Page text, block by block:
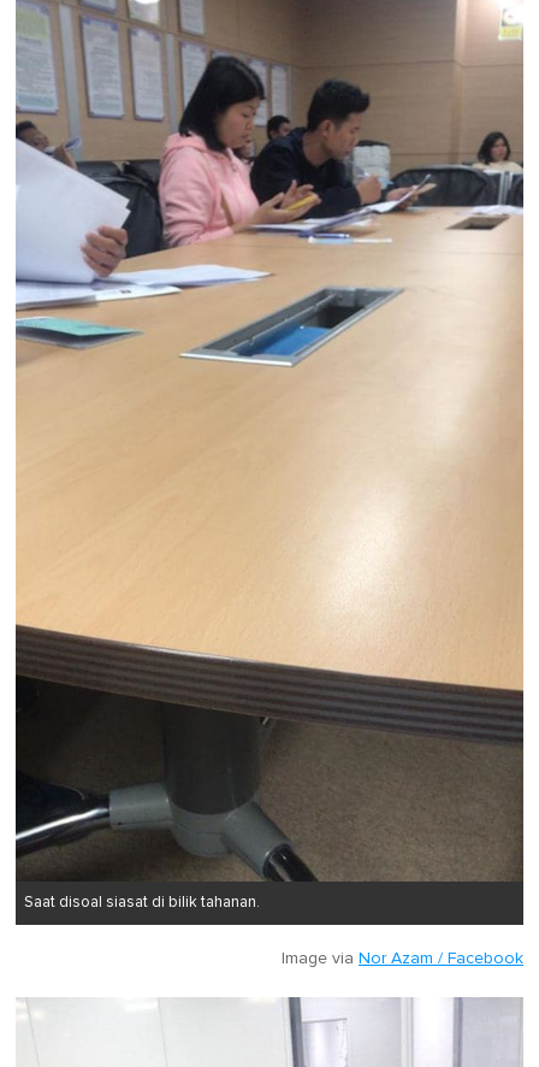
Saat disoal siasat di bilik tahanan.
Image via Nor Azam / Facebook